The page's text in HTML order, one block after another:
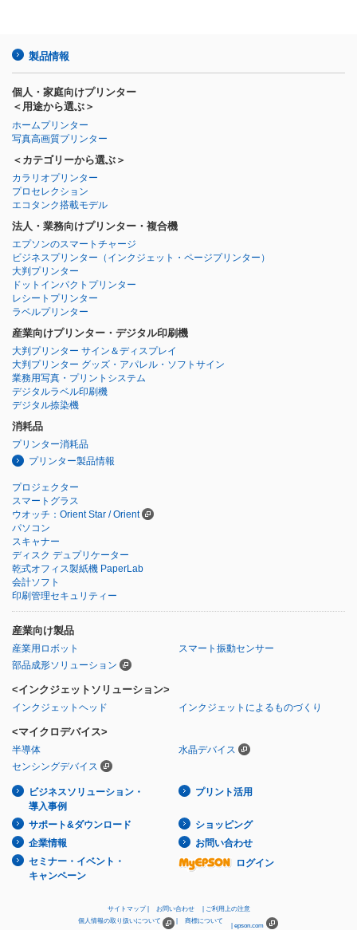
製品情報
個人・家庭向けプリンター
＜用途から選ぶ＞
ホームプリンター
写真高画質プリンター
＜カテゴリーから選ぶ＞
カラリオプリンター
プロセレクション
エコタンク搭載モデル
法人・業務向けプリンター・複合機
エプソンのスマートチャージ
ビジネスプリンター （インクジェット・ページプリンター）
大判プリンター
ドットインパクトプリンター
レシートプリンター
ラベルプリンター
産業向けプリンター・デジタル印刷機
大判プリンター サイン＆ディスプレイ
大判プリンター グッズ・アパレル・ソフトサイン
業務用写真・プリントシステム
デジタルラベル印刷機
デジタル捺染機
消耗品
プリンター消耗品
プリンター製品情報
プロジェクター
スマートグラス
ウオッチ：Orient Star / Orient
パソコン
スキャナー
ディスク デュプリケーター
乾式オフィス製紙機 PaperLab
会計ソフト
印刷管理セキュリティー
産業向け製品
産業用ロボット
スマート振動センサー
部品成形ソリューション
<インクジェットソリューション>
インクジェットヘッド インクジェットによるものづくり
<マイクロデバイス>
半導体
水晶デバイス
センシングデバイス
ビジネスソリューション・
導入事例
プリント活用
サポート&ダウンロード
ショッピング
企業情報
お問い合わせ
セミナー・イベント・
キャンペーン
ログイン
サイトマップ お問い合わせ
ご利用上の注意
個人情報の取り扱いについて
商標について
epson.com